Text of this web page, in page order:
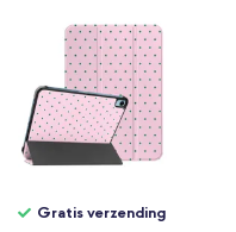
Gratis verzending